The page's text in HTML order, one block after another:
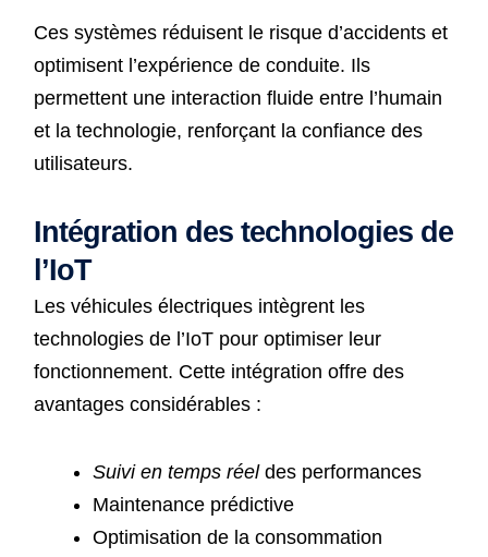
Ces systèmes réduisent le risque d’accidents et
optimisent l’expérience de conduite. Ils
permettent une interaction fluide entre l’humain
et la technologie, renforçant la confiance des
utilisateurs.
Intégration des technologies de
l’IoT
Les véhicules électriques intègrent les
technologies de l’IoT pour optimiser leur
fonctionnement. Cette intégration offre des
avantages considérables :
Suivi en temps réeldes performances
Maintenance prédictive
Optimisation de la consommation